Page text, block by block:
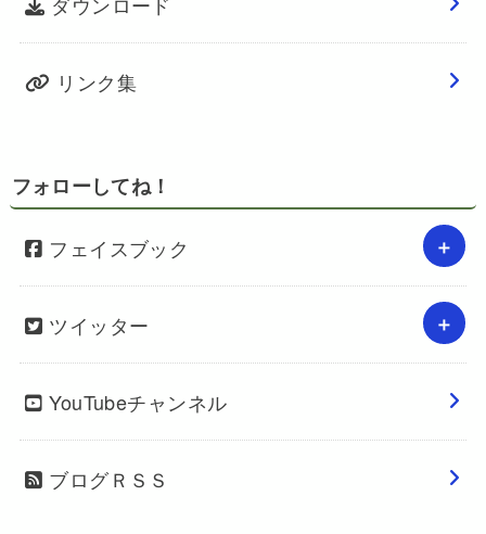
リンク集
フォローしてね！
フェイスブック
ツイッター
YouTubeチャンネル
ブログＲＳＳ